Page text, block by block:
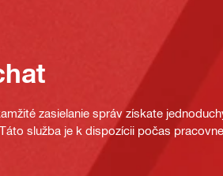
zasielanie správ získate
služba je k dispozícii počas